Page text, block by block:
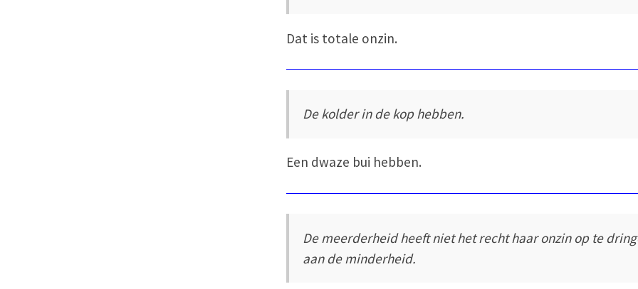
Dat is totale onzin.
De kolder in de kop hebben.
Een dwaze bui hebben.
De meerderheid heeft niet het recht haar onzin op te
aan de minderheid.